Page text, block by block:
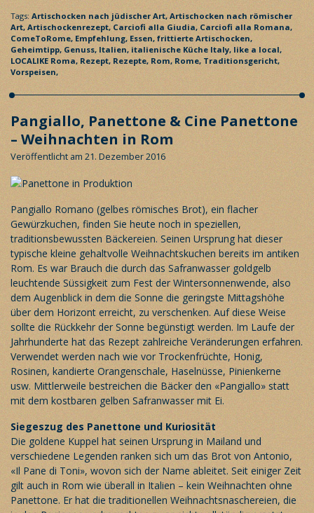
Tags: Artischocken nach jüdischer Art, Artischocken nach römischer
Art, Artischockenrezept, Carciofi alla Giudia, Carciofi alla Romana,
ComeToRome, Empfehlung, Essen, frittierte Artischocken,
Geheimtipp, Genuss, Italien, italienische Küche Italy, like a local,
LOCALIKE Roma, Rezept, Rezepte, Rom, Rome, Traditionsgericht,
Vorspeisen,
Pangiallo, Panettone & Cine Panettone
– Weihnachten in Rom
Veröffentlicht am 21. Dezember 2016
Pangiallo Romano (gelbes römisches Brot), ein flacher
Gewürzkuchen, finden Sie heute noch in speziellen,
traditionsbewussten Bäckereien. Seinen Ursprung hat dieser
typische kleine gehaltvolle Weihnachtskuchen bereits im antiken
Rom. Es war Brauch die durch das Safranwasser goldgelb
leuchtende Süssigkeit zum Fest der Wintersonnenwende, also
dem Augenblick in dem die Sonne die geringste Mittagshöhe
über dem Horizont erreicht, zu verschenken. Auf diese Weise
sollte die Rückkehr der Sonne begünstigt werden. Im Laufe der
Jahrhunderte hat das Rezept zahlreiche Veränderungen erfahren.
Verwendet werden nach wie vor Trockenfrüchte, Honig,
Rosinen, kandierte Orangenschale, Haselnüsse, Pinienkerne
usw. Mittlerweile bestreichen die Bäcker den «Pangiallo» statt
mit dem kostbaren gelben Safranwasser mit Ei.
Siegeszug des Panettone und Kuriosität
Die goldene Kuppel hat seinen Ursprung in Mailand und
verschiedene Legenden ranken sich um das Brot von Antonio,
«Il Pane di Toni», wovon sich der Name ableitet. Seit einiger Zeit
gilt auch in Rom wie überall in Italien – kein Weihnachten ohne
Panettone. Er hat die traditionellen Weihnachtsnaschereien, die